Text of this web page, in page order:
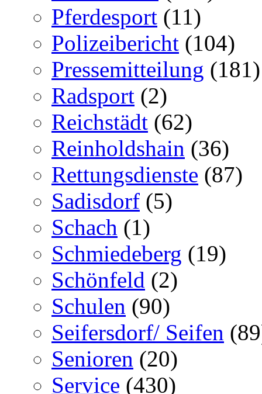
Pferdesport (11)
Polizeibericht (104)
Pressemitteilung (181)
Radsport (2)
Reichstädt (62)
Reinholdshain (36)
Rettungsdienste (87)
Sadisdorf (5)
Schach (1)
Schmiedeberg (19)
Schönfeld (2)
Schulen (90)
Seifersdorf/ Seifen
Senioren (20)
Service (430)